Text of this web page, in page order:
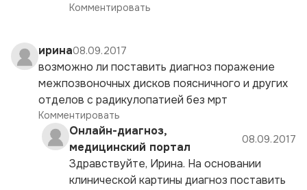
Комментировать
ирина08.09.2017
возможно ли поставить диагноз поражение
межпозвоночных дисков поясничного и других
отделов с радикулопатией без мрт
Комментировать
Онлайн-диагноз,
медицинский портал
08.09.2017
Здравствуйте, Ирина. На основании
клинической картины диагноз поставить